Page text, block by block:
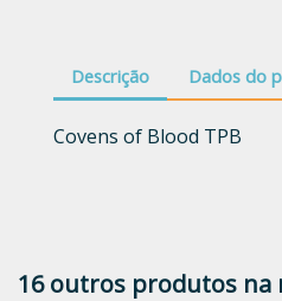
Descrição Dados do
Covens of Blood TPB
16 outros produtos na